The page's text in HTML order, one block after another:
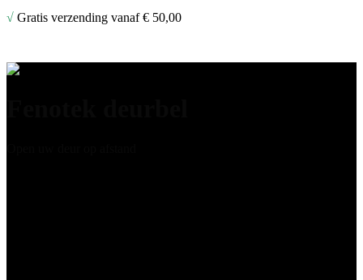
√ Gratis verzending vanaf € 50,00